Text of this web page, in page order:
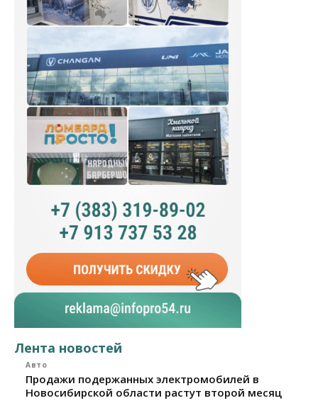
Лента новостей
Авто
Продажи подержанных электромобилей в
Новосибирской области растут второй месяц